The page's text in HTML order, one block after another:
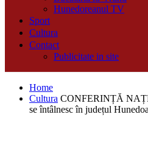
Hunedoreanul TV
Sport
Cultura
Contact
Publicitate in site
Home
Cultura CONFERINȚĂ
se întâlnesc în județul